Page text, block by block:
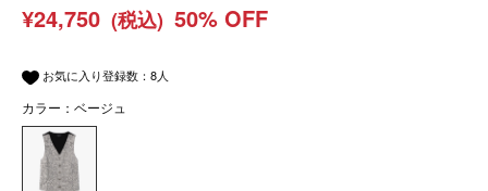
¥24,750 (税込) 50% OFF
お気に入り登録数： 8人
カラー：ベージュ